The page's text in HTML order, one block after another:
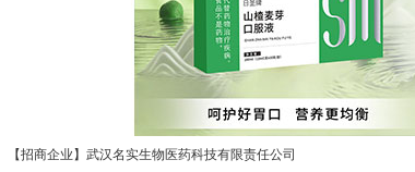
【招商企业】 武汉名实生物医药科技有限责任公司